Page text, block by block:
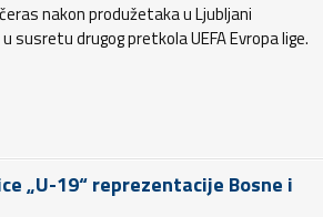
nakon produžetaka u Ljubljani
susretu drugog pretkola UEFA Evropa lige.
„U-19“ reprezentacije Bosne i